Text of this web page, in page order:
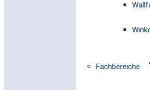
Fachbereiche